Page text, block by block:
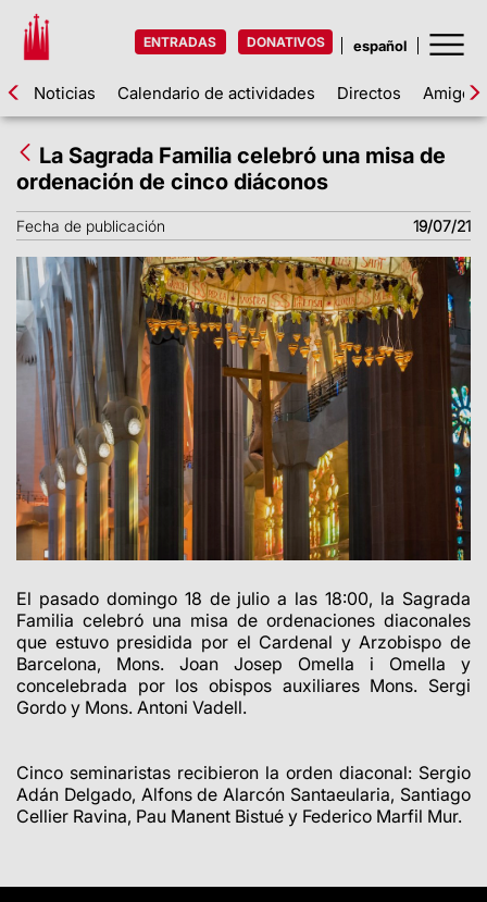
ENTRADAS DONATIVOS
Noticias Calendario de actividades Directos Amigos
La Sagrada Familia celebró una misa de
ordenación de cinco diáconos
Fecha de publicación 19/07/21
El pasado domingo 18 de julio a las 18:00, la Sagrada
Familia celebró una misa de ordenaciones diaconales
que estuvo presidida por el Cardenal y Arzobispo de
Barcelona, Mons. Joan Josep Omella i Omella y
concelebrada por los obispos auxiliares Mons. Sergi
Gordo y Mons. Antoni Vadell.
Cinco seminaristas recibieron la orden diaconal: Sergio
Adán Delgado, Alfons de Alarcón Santaeularia, Santiago
Cellier Ravina, Pau Manent Bistué y Federico Marfil Mur.